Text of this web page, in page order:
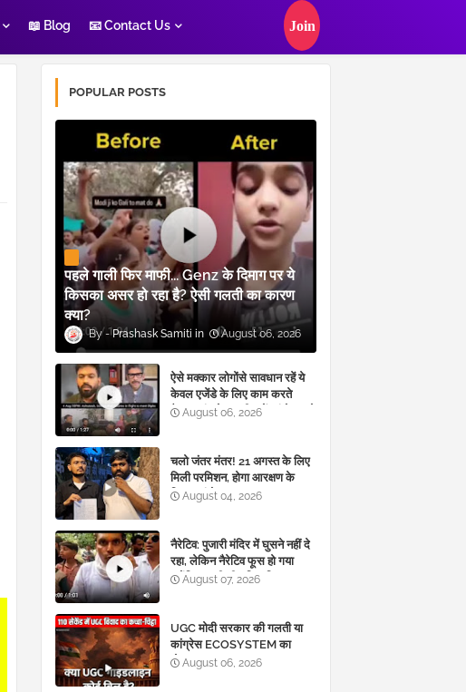
📖 Blog 📧 Contact Us
POPULAR POSTS
पहले गाली फिर माफी... Genz के दिमाग पर ये
किसका असर हो रहा है? ऐसी गलती का कारण
क्या?
Prashask Samiti August 06, 2026
ऐसे मक्कार लोगोंसे सावधान रहें ये
केवल एजेंडे के लिए काम करते
है..झारखंड के साथी इन्हें आंदोलन से
August 06, 2026
चलो जंतर मंतर! 21 अगस्त के लिए
मिली परमिशन, होगा आरक्षण के
विरुद्ध आंदोलन
August 04, 2026
नैरेटिव: पुजारी मंदिर में घुसने नहीं दे
रहा, लेकिन नैरेटिव फूस हो गया
क्योंकि पुजारी भी दलित निकला
August 07, 2026
UGC मोदी सरकार की गलती या
कांग्रेस ECOSYSTEM का
खेल??
August 06, 2026